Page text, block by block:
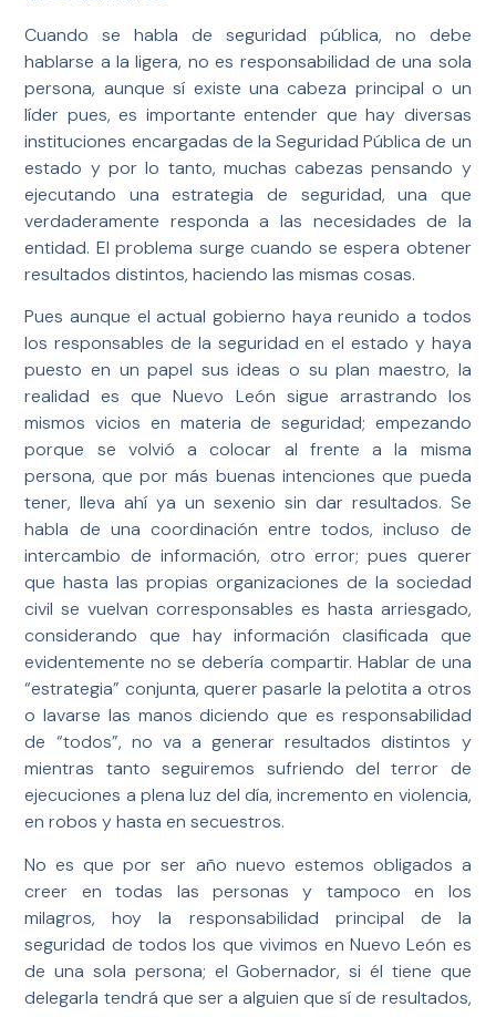
Cuando se habla de seguridad pública, no debe
hablarse a la ligera, no es responsabilidad de una sola
persona, aunque sí existe una cabeza principal o un
líder pues, es importante entender que hay diversas
instituciones encargadas de la Seguridad Pública de un
estado y por lo tanto, muchas cabezas pensando y
ejecutando una estrategia de seguridad, una que
verdaderamente responda a las necesidades de la
entidad. El problema surge cuando se espera obtener
resultados distintos, haciendo las mismas cosas.
Pues aunque el actual gobierno haya reunido a todos
los responsables de la seguridad en el estado y haya
puesto en un papel sus ideas o su plan maestro, la
realidad es que Nuevo León sigue arrastrando los
mismos vicios en materia de seguridad; empezando
porque se volvió a colocar al frente a la misma
persona, que por más buenas intenciones que pueda
tener, lleva ahí ya un sexenio sin dar resultados. Se
habla de una coordinación entre todos, incluso de
intercambio de información, otro error; pues querer
que hasta las propias organizaciones de la sociedad
civil se vuelvan corresponsables es hasta arriesgado,
considerando que hay información clasificada que
evidentemente no se debería compartir. Hablar de una
“estrategia” conjunta, querer pasarle la pelotita a otros
o lavarse las manos diciendo que es responsabilidad
de “todos”, no va a generar resultados distintos y
mientras tanto seguiremos sufriendo del terror de
ejecuciones a plena luz del día, incremento en violencia,
en robos y hasta en secuestros.
No es que por ser año nuevo estemos obligados a
creer en todas las personas y tampoco en los
milagros, hoy la responsabilidad principal de la
seguridad de todos los que vivimos en Nuevo León es
de una sola persona; el Gobernador, si él tiene que
delegarla tendrá que ser a alguien que sí de resultados,